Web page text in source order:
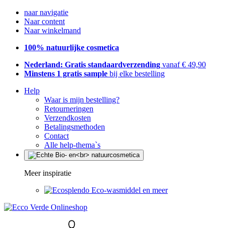
naar navigatie
Naar content
Naar winkelmand
100% natuurlijke cosmetica
Nederland: Gratis standaardverzending vanaf € 49,90
Minstens 1 gratis sample bij elke bestelling
Help
Waar is mijn bestelling?
Retourneringen
Verzendkosten
Betalingsmethoden
Contact
Alle help-thema`s
Meer inspiratie
Eco-wasmiddel en meer